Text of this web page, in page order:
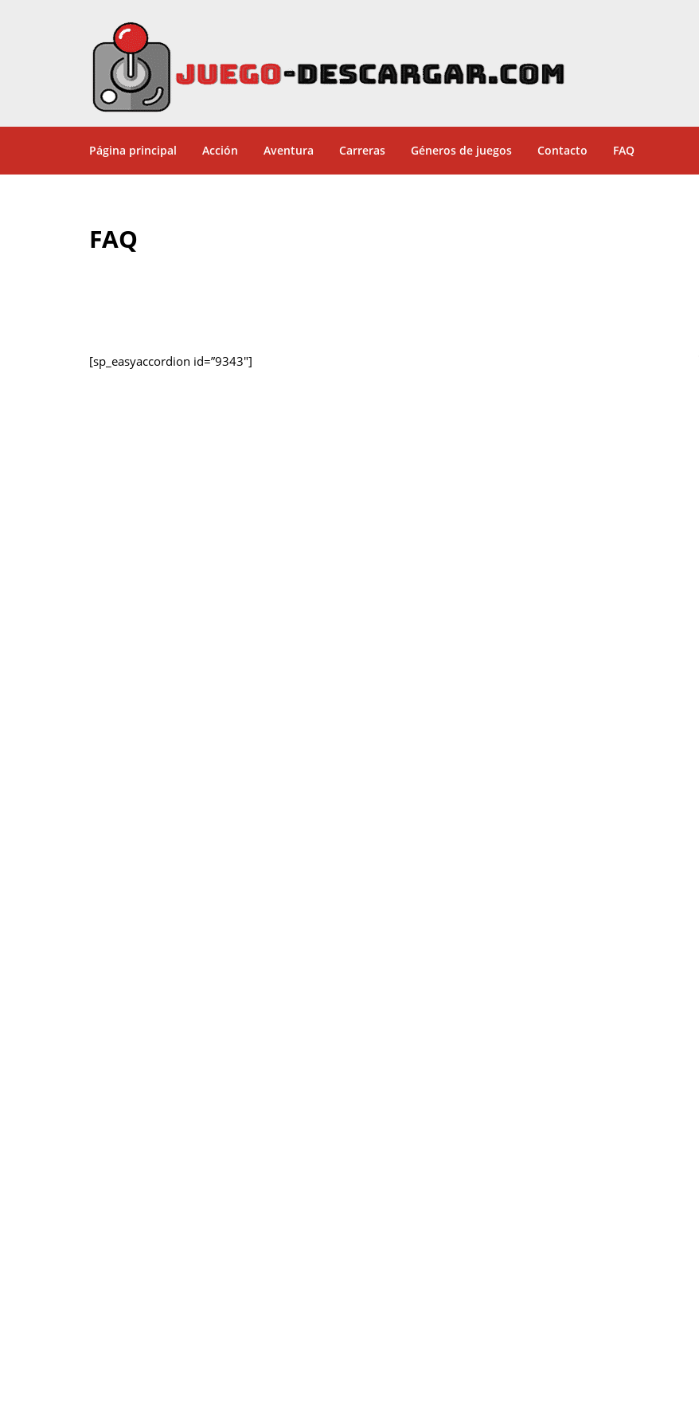
Página principal Acción Aventura Carreras Géneros de juegos Contacto FAQ
FAQ
[sp_easyaccordion id=”9343″]